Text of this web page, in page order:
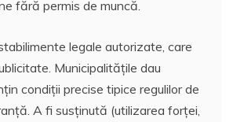
fără permis de muncă.
legale autorizate, care
Municipalitățile dau
condiții precise tipice regulilor de
A fi susținută (utilizarea forței,